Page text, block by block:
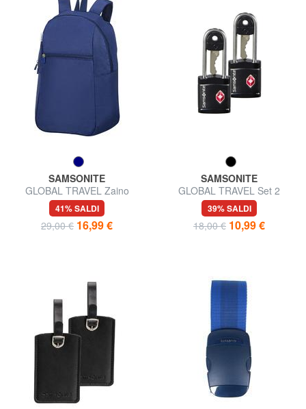
SAMSONITE
GLOBAL TRAVEL Zaino
ripiegabile
41% SALDI
29,00 € 16,99 €
SAMSONITE
GLOBAL TRAVEL Set 2
Lucchetti TSA
39% SALDI
18,00 € 10,99 €